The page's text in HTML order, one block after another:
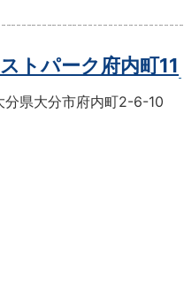
トパーク府内町11
分県大分市府内町2-6-10